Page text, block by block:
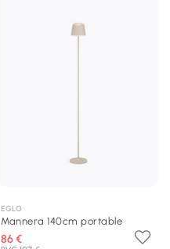
EGLO
Mannera 140cm portable
86 €